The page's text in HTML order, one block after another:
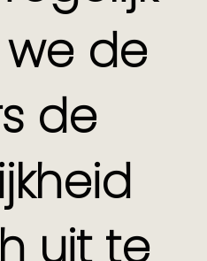
de
de
uit te